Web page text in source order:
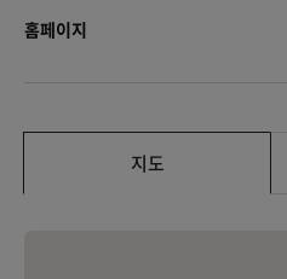
홈페이지
지도